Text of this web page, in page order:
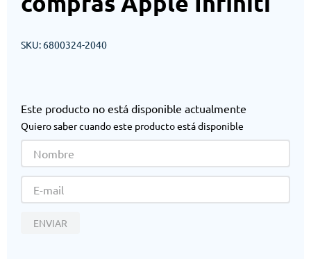
SKU: 6800324-2040
Este producto no está disponible actualmente
Quiero saber cuando este producto está disponible
ENVIAR